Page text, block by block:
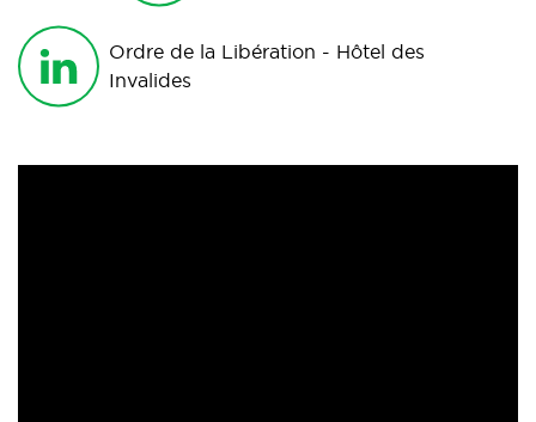
Ordre de la Libération - Hôtel des
Invalides